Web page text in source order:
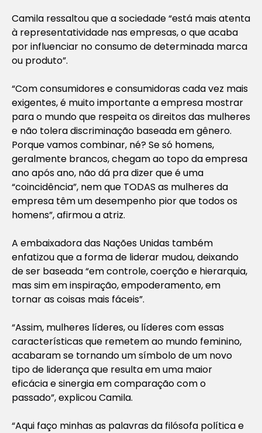
Camila ressaltou que a sociedade “está mais atenta
à representatividade nas empresas, o que acaba
por influenciar no consumo de determinada marca
ou produto”.
“Com consumidores e consumidoras cada vez mais
exigentes, é muito importante a empresa mostrar
para o mundo que respeita os direitos das mulheres
e não tolera discriminação baseada em gênero.
Porque vamos combinar, né? Se só homens,
geralmente brancos, chegam ao topo da empresa
ano após ano, não dá pra dizer que é uma
“coincidência”, nem que TODAS as mulheres da
empresa têm um desempenho pior que todos os
homens”, afirmou a atriz.
A embaixadora das Nações Unidas também
enfatizou que a forma de liderar mudou, deixando
de ser baseada “em controle, coerção e hierarquia,
mas sim em inspiração, empoderamento, em
tornar as coisas mais fáceis”.
“Assim, mulheres líderes, ou líderes com essas
características que remetem ao mundo feminino,
acabaram se tornando um símbolo de um novo
tipo de liderança que resulta em uma maior
eficácia e sinergia em comparação com o
passado”, explicou Camila.
“Aqui faço minhas as palavras da filósofa política e